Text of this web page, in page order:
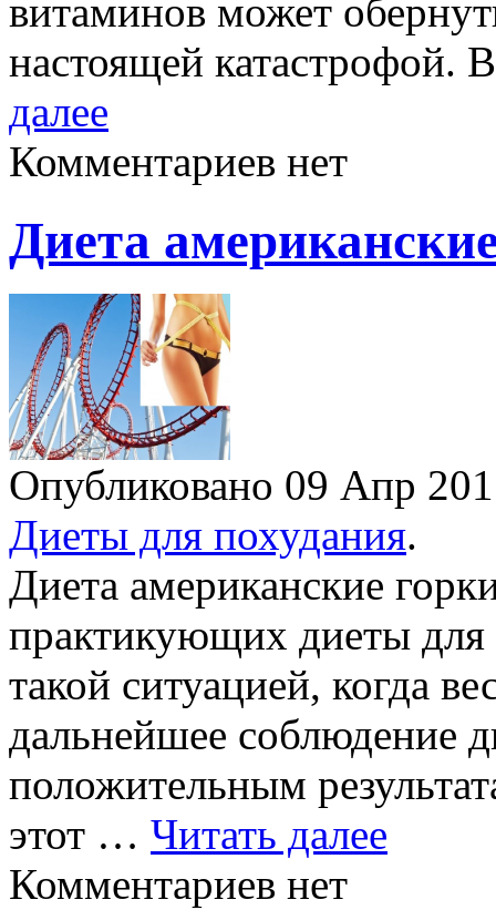
витаминов может
настоящей катастрофой.
далее
Комментариев нет
Диета
Опубликовано 09 Апр
Диеты для похудания.
Диета американские
практикующих диеты для
такой ситуацией, когда
дальнейшее соблюдение
положительным
этот … Читать далее
Комментариев нет